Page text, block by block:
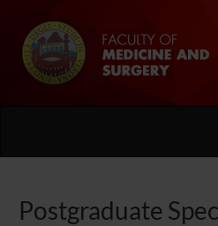
Postgraduate